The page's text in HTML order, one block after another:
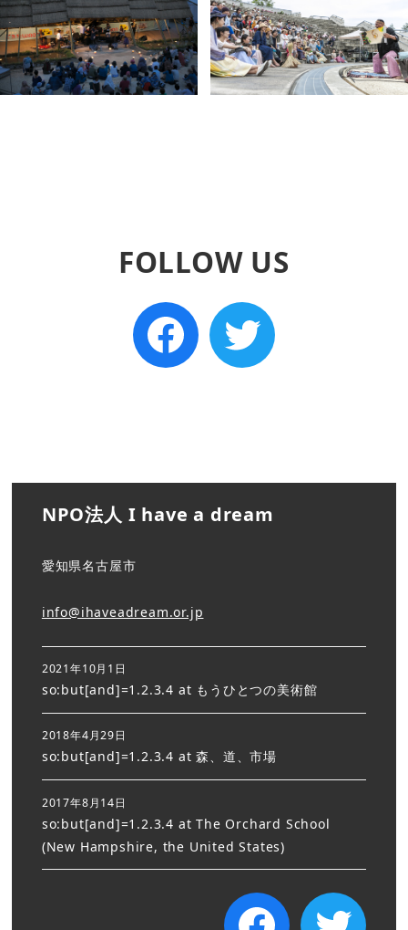
FOLLOW US
NPO法人 I have a dream
愛知県名古屋市
info@ihaveadream.or.jp
so:but[and]=1.2.3.4 at もうひとつの美術館
2021年10月1日
so:but[and]=1.2.3.4 at 森、道、市場
2018年4月29日
so:but[and]=1.2.3.4 at The Orchard School
(New Hampshire, the United States)
2017年8月14日